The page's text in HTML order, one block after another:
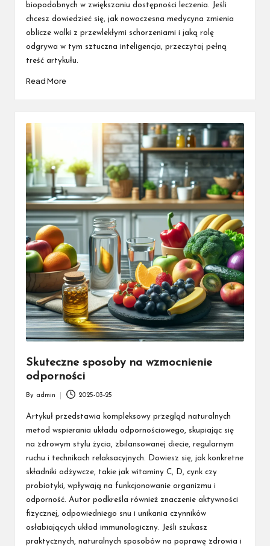
biopodobnych w zwiększaniu dostępności leczenia. Jeśli
chcesz dowiedzieć się, jak nowoczesna medycyna zmienia
oblicze walki z przewlekłymi schorzeniami i jaką rolę
odgrywa w tym sztuczna inteligencja, przeczytaj pełną
treść artykułu.
Read More
Skuteczne sposoby na wzmocnienie
odporności
by
By admin 2025-03-25
Artykuł przedstawia kompleksowy przegląd naturalnych
metod wspierania układu odpornościowego, skupiając się
na zdrowym stylu życia, zbilansowanej diecie, regularnym
ruchu i technikach relaksacyjnych. Dowiesz się, jak konkretne
składniki odżywcze, takie jak witaminy C, D, cynk czy
probiotyki, wpływają na funkcjonowanie organizmu i
odporność. Autor podkreśla również znaczenie aktywności
fizycznej, odpowiedniego snu i unikania czynników
osłabiających układ immunologiczny. Jeśli szukasz
praktycznych, naturalnych sposobów na poprawę zdrowia i